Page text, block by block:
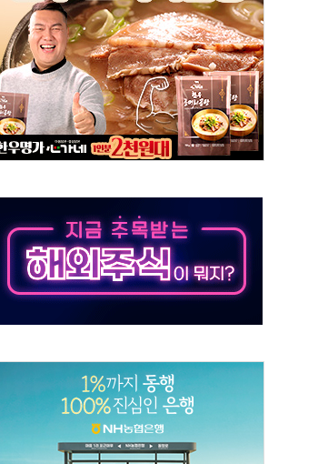
동해안 강한 비 이어져
차에 치여 사망
2명 숨져
혼 페널티' 22개 과제 손본다
사망·1명 실종
적 시민 연대로 목소리 내야"
체포
주 연설서 신경전 고조